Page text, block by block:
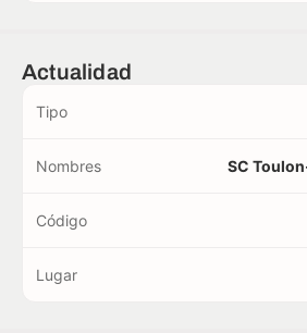
Actualidad
Tipo
Nombres SC
Código
Lugar